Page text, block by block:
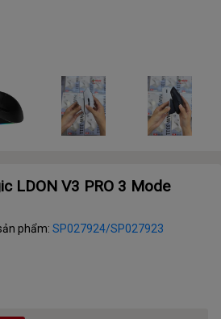
LDON V3 PRO 3 Mode
phẩm: SP027924/SP027923